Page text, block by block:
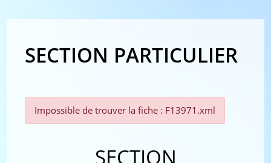
SECTION PARTICULIER
Impossible de trouver la fiche : F13971.xml
SECTION